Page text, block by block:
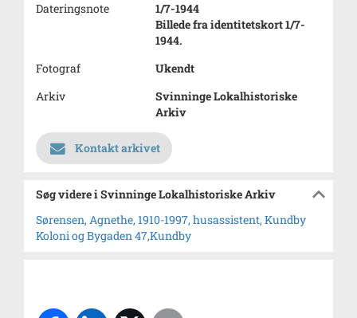
Dateringsnote
1/7-1944
Billede fra identitetskort 1/7-
1944.
Fotograf
Ukendt
Arkiv
Svinninge Lokalhistoriske
Arkiv
Kontakt arkivet
Søg videre i Svinninge Lokalhistoriske Arkiv
Sørensen, Agnethe, 1910-1997, husassistent, Kundby
Koloni og Bygaden 47,Kundby